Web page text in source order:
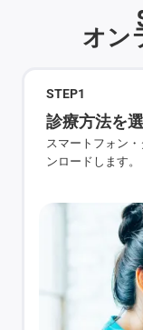
オン
STEP1
診療方法を
スマートフォン
ンロードします。